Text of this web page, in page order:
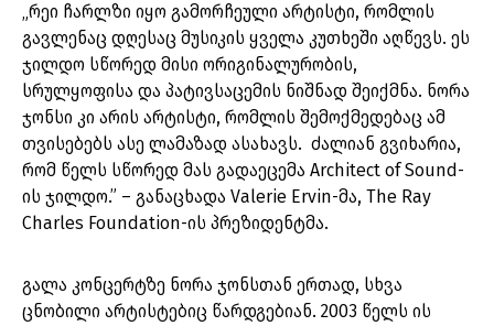
„რეი ჩარლზი იყო გამორჩეული არტისტი, რომლის
გავლენაც დღესაც მუსიკის ყველა კუთხეში აღწევს. ეს
ჯილდო სწორედ მისი ორიგინალურობის,
სრულყოფისა და პატივსაცემის ნიშნად შეიქმნა. ნორა
ჯონსი კი არის არტისტი, რომლის შემოქმედებაც ამ
თვისებებს ასე ლამაზად ასახავს. ძალიან გვიხარია,
რომ წელს სწორედ მას გადაეცემა Architect of Sound-
ის ჯილდო.” – განაცხადა Valerie Ervin-მა, The Ray
Charles Foundation-ის პრეზიდენტმა.
გალა კონცერტზე ნორა ჯონსთან ერთად, სხვა
ცნობილი არტისტებიც წარდგებიან. 2003 წელს ის